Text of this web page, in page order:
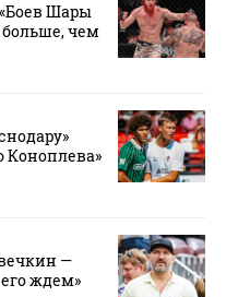
Шары
больше, чем
Коноплева»
—
ждем»